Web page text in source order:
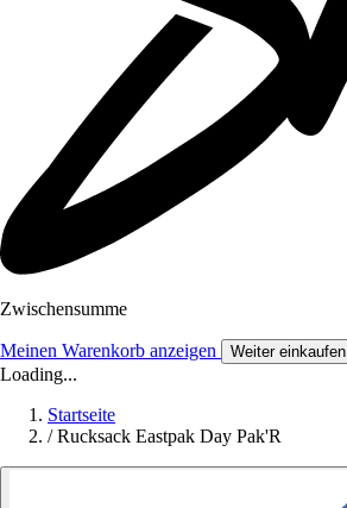
Zwischensumme
Meinen Warenkorb anzeigen Weiter einkaufen
Loading...
Startseite
/ Rucksack Eastpak Day Pak'R